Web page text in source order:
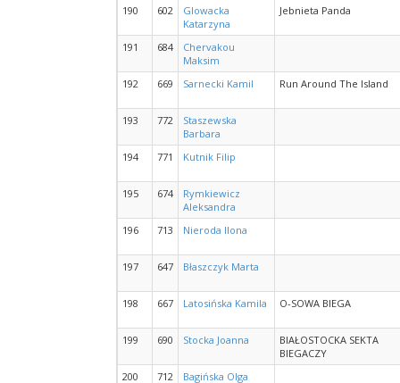
190 602
Glowacka
Katarzyna
Jebnieta Panda
191 684
Chervakou
Maksim
192
669 Sarnecki Kamil Run Around The Island
193 772
Staszewska
Barbara
194
771 Kutnik Filip
195 674
Rymkiewicz
Aleksandra
196
713 Nieroda Ilona
197 647 Błaszczyk Marta
198 667 Latosińska Kamila O-SOWA BIEGA
199 690 Stocka Joanna
BIAŁOSTOCKA SEKTA
BIEGACZY
200
712 Bagińska Olga